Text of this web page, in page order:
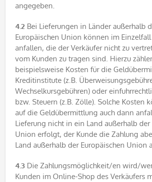
angegeben.
4.2 Bei Lieferungen in Länder außerhalb
Europäischen Union können im
anfallen, die der Verkäufer nicht zu
vom Kunden zu tragen sind. Hierzu
beispielsweise Kosten für die
Kreditinstitute (z.B.
Wechselkursgebühren) oder
bzw. Steuern (z.B. Zölle). Solche Kosten
auf die Geldübermittlung auch dann
Lieferung nicht in ein Land außerhalb der
Union erfolgt, der Kunde die Zahlung
Land außerhalb der Europäischen Union
4.3 Die Zahlungsmöglichkeit/en wird/
Kunden im Online-Shop des Verkäufers